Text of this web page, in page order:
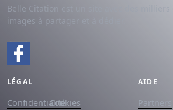
Belle Citation est un site avec des
images à partager et à dédier.
LÉGAL
ConfidentialitéCookies
AIDE
Partners